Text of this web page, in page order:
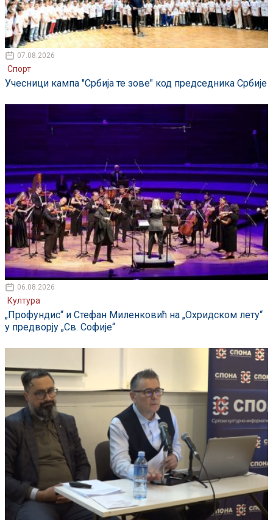
07.08.2026
Спорт
Учесници кампа "Србија те зове" код председника Србије
06.08.2026
Култура
„Профундис“ и Стефан Миленковић на „Охридском лету“
у предворју „Св. Софије“